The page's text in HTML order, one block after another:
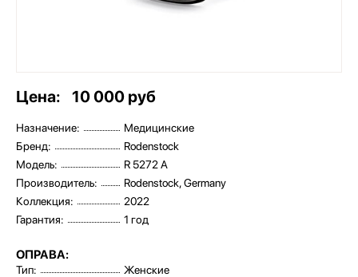
Цена: 10 000 руб
Назначение:
Медицинские
Бренд:
Rodenstock
Модель:
R 5272 A
Производитель:
Rodenstock, Germany
Коллекция:
2022
Гарантия:
1 год
ОПРАВА:
Тип:
Женские